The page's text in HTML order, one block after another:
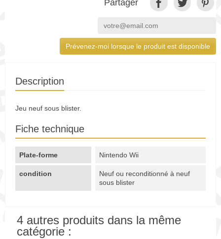
Partager
Prévenez-moi lorsque le produit est disponible
Description
Jeu neuf sous blister.
Fiche technique
Plate-forme Nintendo Wii
condition
Neuf ou reconditionné à neuf
sous blister
4 autres produits dans la même
catégorie :